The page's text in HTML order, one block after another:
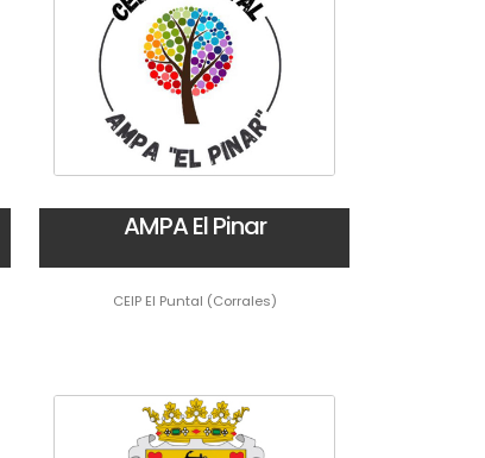
AMPA El Pinar
CEIP El Puntal (Corrales)